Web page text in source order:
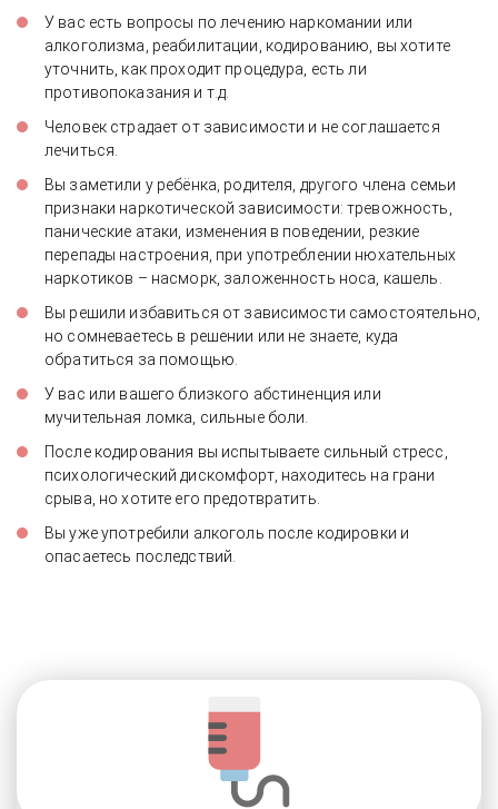
У вас есть вопросы по лечению наркомании или
алкоголизма, реабилитации, кодированию, вы хотите
уточнить, как проходит процедура, есть ли
противопоказания и т.д.
Человек страдает от зависимости и не соглашается
лечиться.
Вы заметили у ребёнка, родителя, другого члена семьи
признаки наркотической зависимости: тревожность,
панические атаки, изменения в поведении, резкие
перепады настроения, при употреблении нюхательных
наркотиков – насморк, заложенность носа, кашель.
Вы решили избавиться от зависимости самостоятельно,
но сомневаетесь в решении или не знаете, куда
обратиться за помощью.
У вас или вашего близкого абстиненция или
мучительная ломка, сильные боли.
После кодирования вы испытываете сильный стресс,
психологический дискомфорт, находитесь на грани
срыва, но хотите его предотвратить.
Вы уже употребили алкоголь после кодировки и
опасаетесь последствий.